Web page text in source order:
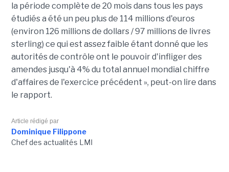
la période complète de 20 mois dans tous les pays
étudiés a été un peu plus de 114 millions d'euros
(environ 126 millions de dollars / 97 millions de livres
sterling) ce qui est assez faible étant donné que les
autorités de contrôle ont le pouvoir d'infliger des
amendes jusqu'à 4% du total annuel mondial chiffre
d'affaires de l'exercice précédent », peut-on lire dans
le rapport.
Article rédigé par
Dominique Filippone
Chef des actualités LMI